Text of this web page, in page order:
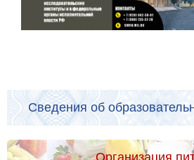
Сведения об